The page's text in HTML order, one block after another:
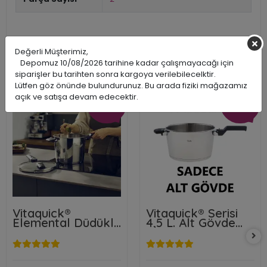
Benzer Ürünler
İNDİRİM
Vitaquick® Serisi
4,5 L. Alt Gövde
Parlak Yüzey
Vitaquick®
Düdüklü
6+3.5 L.
Değerli Müşterimiz,
Depomuz 10/08/2026 tarihine kadar çalışmayacağı için
siparişler bu tarihten sonra kargoya verilebilecelktir.
Lütfen göz önünde bulundurunuz. Bu arada fiziki mağazamız
açık ve satışa devam edecektir.